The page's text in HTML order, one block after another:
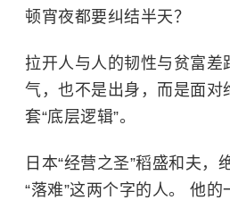
顿宵夜都要纠结半天？
拉开人与人的韧性与贫富差
气，也不是出身，而是面对
套“底层逻辑”。
日本“经营之圣”稻盛和夫，
“落难”这两个字的人。 他